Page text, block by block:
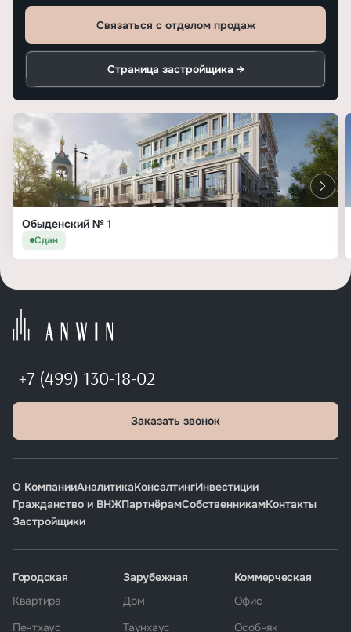
Связаться с отделом продаж
Страница застройщика →
Обыденский № 1
Сдан
+7 (499) 130-18-02
Заказать звонок
О КомпанииАналитикаКонсалтингИнвестиции
Гражданство и ВНЖПартнёрамСобственникамКонтакты
Застройщики
Городская
Квартира
Пентхаус
Зарубежная
Дом
Таунхаус
Коммерческая
Офис
Особняк